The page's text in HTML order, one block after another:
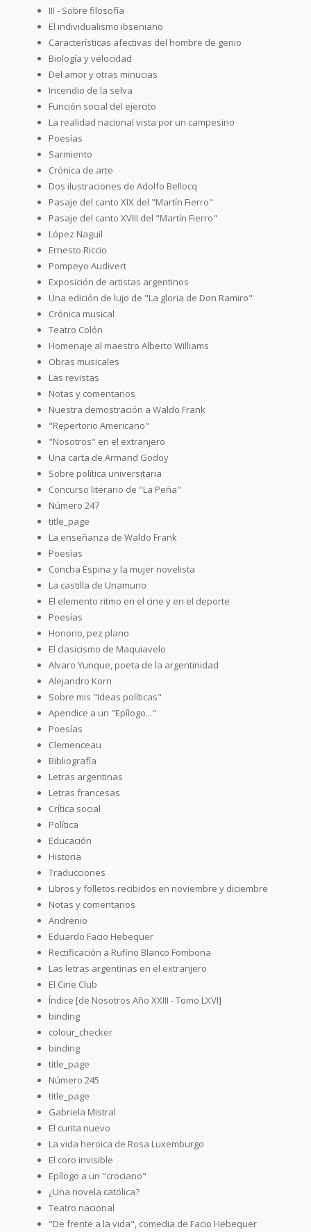
III - Sobre filosofía
El individualismo ibseniano
Características afectivas del hombre de genio
Biología y velocidad
Del amor y otras minucias
Incendio de la selva
Función social del ejercito
La realidad nacional vista por un campesino
Poesías
Sarmiento
Crónica de arte
Dos ilustraciones de Adolfo Bellocq
Pasaje del canto XIX del "Martín Fierro"
Pasaje del canto XVIII del "Martín Fierro"
López Naguil
Ernesto Riccio
Pompeyo Audivert
Exposición de artistas argentinos
Una edición de lujo de "La gloria de Don Ramiro"
Crónica musical
Teatro Colón
Homenaje al maestro Alberto Williams
Obras musicales
Las revistas
Notas y comentarios
Nuestra demostración a Waldo Frank
"Repertorio Americano"
"Nosotros" en el extranjero
Una carta de Armand Godoy
Sobre política universitaria
Concurso literario de "La Peña"
Número 247
title_page
La enseñanza de Waldo Frank
Poesías
Concha Espina y la mujer novelista
La castilla de Unamuno
El elemento ritmo en el cine y en el deporte
Poesías
Honorio, pez plano
El clasicismo de Maquiavelo
Alvaro Yunque, poeta de la argentinidad
Alejandro Korn
Sobre mis "Ideas políticas"
Apendice a un "Epílogo..."
Poesías
Clemenceau
Bibliografía
Letras argentinas
Letras francesas
Crítica social
Política
Educación
Historia
Traducciones
Libros y folletos recibidos en noviembre y diciembre
Notas y comentarios
Andrenio
Eduardo Facio Hebequer
Rectificación a Rufino Blanco Fombona
Las letras argentinas en el extranjero
El Cine Club
Índice [de Nosotros Año XXIII - Tomo LXVI]
binding
colour_checker
binding
title_page
Número 245
title_page
Gabriela Mistral
El curita nuevo
La vida heroica de Rosa Luxemburgo
El coro invisible
Epílogo a un "crociano"
¿Una novela católica?
Teatro nacional
"De frente a la vida", comedia de Facio Hebequer